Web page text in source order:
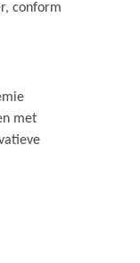
conform
met